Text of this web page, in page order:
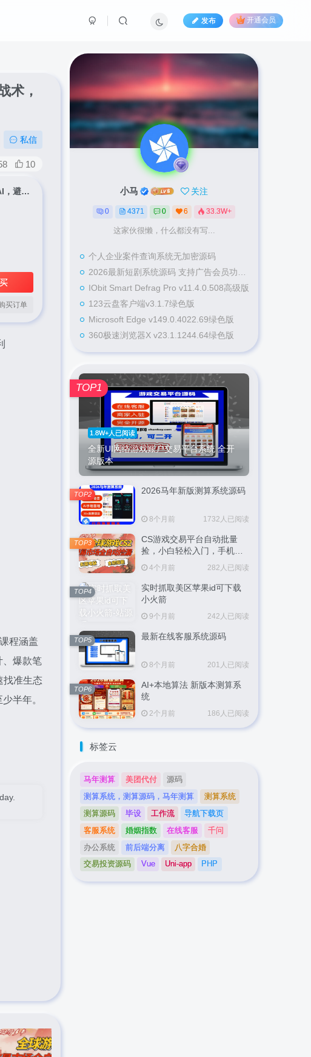
发布 开通会员
术，
私信
10
2026小红书高效盈利实战课，内容电商趋势操盘手x实习生xAI，避开人海战术，实现高转化，长期盈利
买订单
程涵盖
、爆款笔
找准生态
半年。
小马 关注
0 4371 0 6 33.3W+
这家伙很懒，什么都没有写...
个人企业案件查询系统无加密源码
2026最新短剧系统源码 支持广告会员功能齐全短剧源码
IObit Smart Defrag Pro v11.4.0.508高级版
123云盘客户端v3.1.7绿色版
Microsoft Edge v149.0.4022.69绿色版
360极速浏览器X v23.1.1244.64绿色版
1.8W+人已阅读
全新UI网络游戏账户交易平台系统 全开
源版本
TOP1
2026马年新版测算系统源码
8个月前 1732人已阅读
TOP2
CS游戏交易平台自动批量
捡，小白轻松入门，手机即
可完成全部操作，日入
300+，轻松副业【揭秘】
4个月前 282人已阅读
TOP3
实时抓取美区苹果id可下载
小火箭
9个月前 242人已阅读
TOP4
最新在线客服系统源码
8个月前 201人已阅读
TOP5
AI+本地算法 新版本测算系
统
2个月前 186人已阅读
TOP6
标签云
马年测算 美团代付
源码
测算系统，测算源码，马年测算
测算系统
测算源码
毕设 工作流
导航下载页
客服系统
婚姻指数 在线客服
千问
办公系统
前后端分离
八字合婚
交易投资源码
Vue Uni-app PHP